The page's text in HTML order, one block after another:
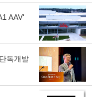
AAV'
독개발